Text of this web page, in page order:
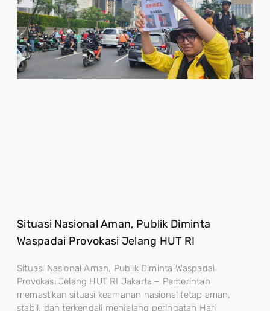
Situasi Nasional Aman, Publik Diminta
Waspadai Provokasi Jelang HUT RI
Situasi Nasional Aman, Publik Diminta Waspadai
Provokasi Jelang HUT RI Jakarta – Pemerintah
memastikan situasi keamanan nasional tetap aman,
stabil, dan terkendali menjelang peringatan Hari